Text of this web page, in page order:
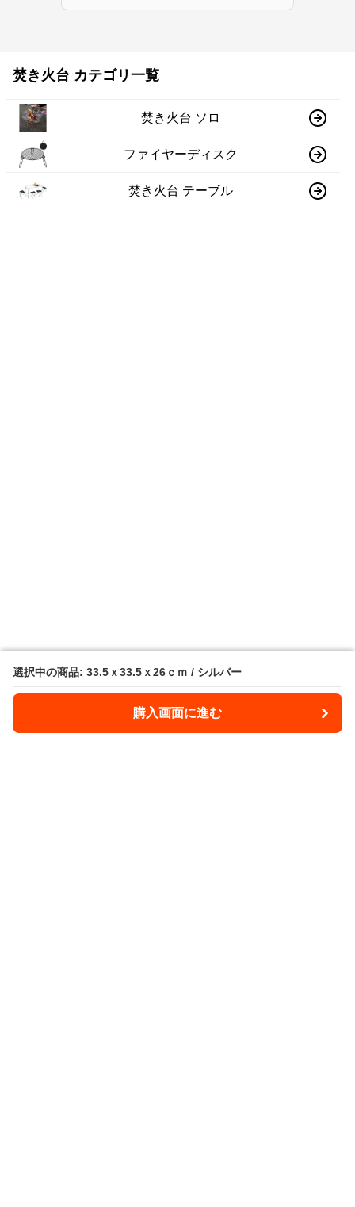
選択中の商品: 33.5ｘ33.5ｘ26ｃｍ / シルバー
購入画面に進む
選択中の商品: 33.5ｘ33.5ｘ26ｃｍ / シルバー
購入画面に進む
焚き火台 カテゴリ一覧
焚き火台 ソロ
ファイヤーディスク
焚き火台 テーブル